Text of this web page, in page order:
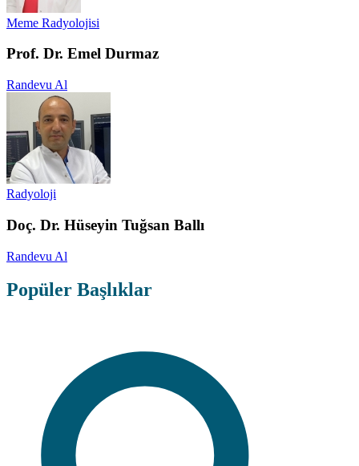
Meme Radyolojisi
Prof. Dr. Emel Durmaz
Randevu Al
Radyoloji
Doç. Dr. Hüseyin Tuğsan Ballı
Randevu Al
Popüler Başlıklar